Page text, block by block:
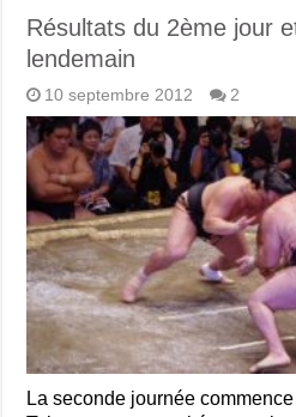
Résultats du 2ème jour
lendemain
10 septembre 2012 2
La seconde journée